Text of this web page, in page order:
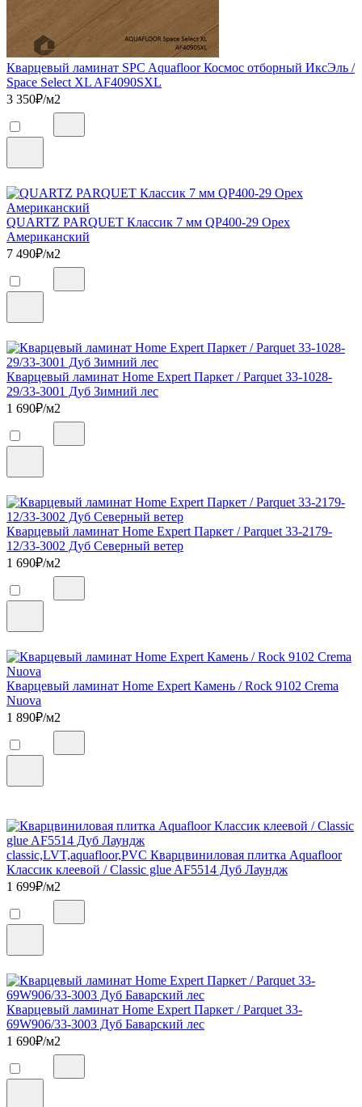
Кварцевый ламинат SPC Aquafloor Космос отборный ИксЭль /
Space Select XL AF4090SXL
3 350₽/м2
QUARTZ PARQUET Классик 7 мм QP400-29 Орех
Американский
7 490₽/м2
Кварцевый ламинат Home Expert Паркет / Parquet 33-1028-
29/33-3001 Дуб Зимний лес
1 690₽/м2
Кварцевый ламинат Home Expert Паркет / Parquet 33-2179-
12/33-3002 Дуб Северный ветер
1 690₽/м2
Кварцевый ламинат Home Expert Камень / Rock 9102 Crema
Nuova
1 890₽/м2
classic,LVT,aquafloor,PVC Кварцвиниловая плитка Aquafloor
Классик клеевой / Classic glue AF5514 Дуб Лаундж
1 699₽/м2
Кварцевый ламинат Home Expert Паркет / Parquet 33-
69W906/33-3003 Дуб Баварский лес
1 690₽/м2